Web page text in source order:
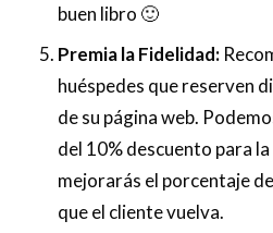
buen libro 🙂
Premia la Fidelidad:
huéspedes que reserven
de su página web.
del 10% descuento para
mejorarás el porcentaje
que el cliente vuelva.